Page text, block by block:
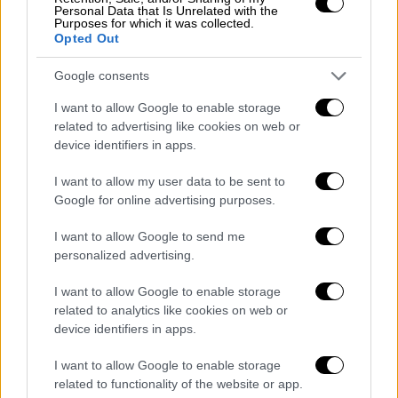
Personal Data that Is Unrelated with the
Purposes for which it was collected.
Opted Out
Google consents
I want to allow Google to enable storage
related to advertising like cookies on web or
device identifiers in apps.
I want to allow my user data to be sent to
Google for online advertising purposes.
I want to allow Google to send me
personalized advertising.
I want to allow Google to enable storage
related to analytics like cookies on web or
device identifiers in apps.
I want to allow Google to enable storage
related to functionality of the website or app.
κατόπιν υποδείξεως του Δασαρχείουκαι σε
στενή συνεργασία με τους κατά τόπους
δήμους. Η υπουργός Τουρισμού Όλγα
Κεφαλογιάννη δήλωσε ότι σχεδιάζεται η
σύνδεση του «Έβρος Pass» με τις σχολικές
εκδρομές ώστε να έχουν εκπαιδευτικό
χαρακτήρα στηρίζοντας παράλληλα τις
περιοχές.
Τα σχολεία “υιοθετούν” χερσαία και
παράκτια οικοσυστήματα της
Ελλάδας
Με στόχο ναευαισθητοποιήσει τους
μαθητές και τις μαθήτριες σχετικά με την
αλλά και να τους βοηθήσει να αποκτήσουν
γνώσεις που αφορούν στην προστασία του